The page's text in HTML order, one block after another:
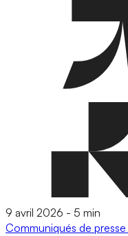
9 avril 2026 - 5 min
Communiqués de presse